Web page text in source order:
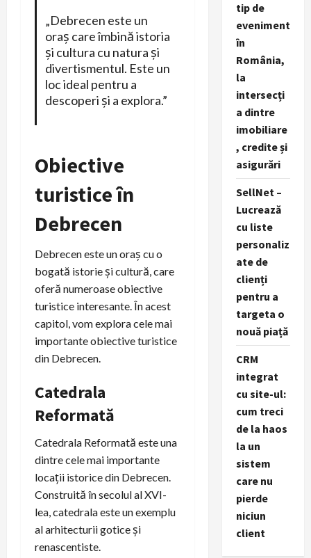
„Debrecen este un
oraș care îmbină istoria
și cultura cu natura și
divertismentul. Este un
loc ideal pentru a
descoperi și a explora.”
Obiective
turistice în
Debrecen
Debrecen este un oraș cu o
bogată istorie și cultură, care
oferă numeroase obiective
turistice interesante. În acest
capitol, vom explora cele mai
importante obiective turistice
din Debrecen.
Catedrala
Reformată
Catedrala Reformată este una
dintre cele mai importante
locații istorice din Debrecen.
Construită în secolul al XVI-
lea, catedrala este un exemplu
al arhitecturii gotice și
renascentiste.
tip de
eveniment
în
România,
la
intersecți
a dintre
imobiliare
, credite și
asigurări
SellNet –
Lucrează
cu liste
personaliz
ate de
clienți
pentru a
targeta o
nouă piață
CRM
integrat
cu site-ul:
cum treci
de la haos
la un
sistem
care nu
pierde
niciun
client